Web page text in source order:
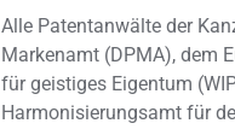
Alle Patentanwälte der
Markenamt (DPMA), dem
für geistiges Eigentum
Harmonisierungsamt für